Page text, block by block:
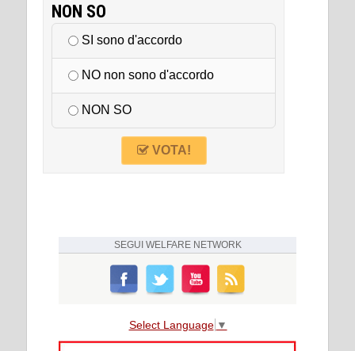
NON SO
SI sono d'accordo
NO non sono d'accordo
NON SO
VOTA!
SEGUI WELFARE NETWORK
Select Language ▼